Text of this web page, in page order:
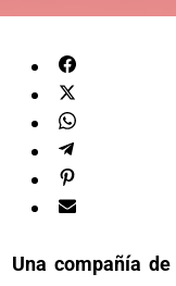
Una compañía